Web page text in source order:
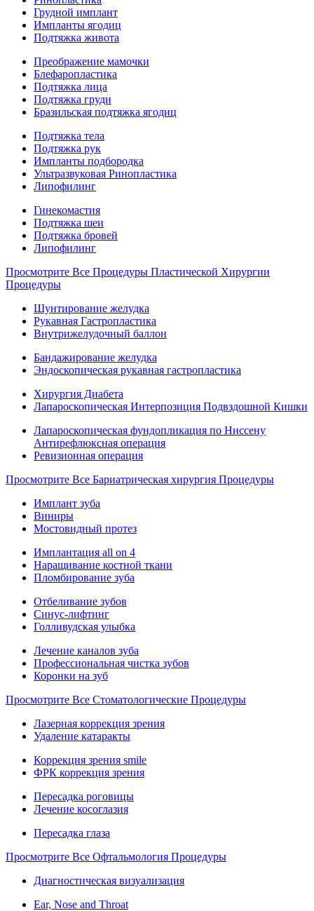
Грудной имплант
Импланты ягодиц
Подтяжка живота
Преображение мамочки
Блефаропластика
Подтяжка лица
Подтяжка груди
Бразильская подтяжка ягодиц
Подтяжка тела
Подтяжка рук
Импланты подбородка
Ультразвуковая Ринопластика
Липофилинг
Гинекомастия
Подтяжка шеи
Подтяжка бровей
Липофилинг
Просмотрите Все Процедуры Пластической Хирургии
Процедуры
Шунтирование желудка
Рукавная Гастропластика
Внутрижелудочный баллон
Бандажирование желудка
Эндоскопическая рукавная гастропластика
Хирургия Диабета
Лапароскопическая Интерпозиция Подвздошной Кишки
Лапароскопическая фундопликация по Ниссену
Антирефлюксная операция
Ревизионная операция
Просмотрите Все Бариатрическая хирургия Процедуры
Имплант зуба
Виниры
Мостовидный протез
Имплантация all on 4
Наращивание костной ткани
Пломбирование зуба
Отбеливание зубов
Синус-лифтинг
Голливудская улыбка
Лечение каналов зуба
Профессиональная чистка зубов
Коронки на зуб
Просмотрите Все Стоматологические Процедуры
Лазерная коррекция зрения
Удаление катаракты
Коррекция зрения smile
ФРК коррекция зрения
Пересадка роговицы
Лечение косоглазия
Пересадка глаза
Просмотрите Все Офтальмология Процедуры
Диагностическая визуализация
Ear, Nose and Throat